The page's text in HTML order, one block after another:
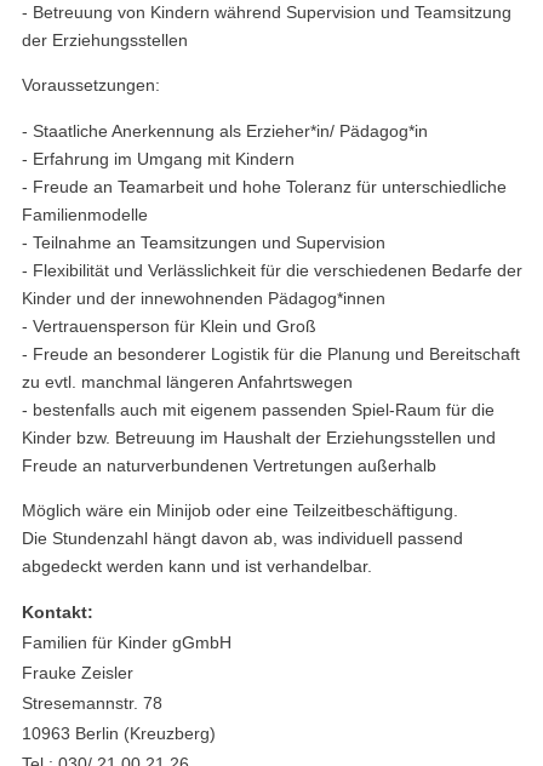
- Betreuung von Kindern während Supervision und Teamsitzung
der Erziehungsstellen
Voraussetzungen:
- Staatliche Anerkennung als Erzieher*in/ Pädagog*in
- Erfahrung im Umgang mit Kindern
- Freude an Teamarbeit und hohe Toleranz für unterschiedliche
Familienmodelle
- Teilnahme an Teamsitzungen und Supervision
- Flexibilität und Verlässlichkeit für die verschiedenen Bedarfe der
Kinder und der innewohnenden Pädagog*innen
- Vertrauensperson für Klein und Groß
- Freude an besonderer Logistik für die Planung und Bereitschaft
zu evtl. manchmal längeren Anfahrtswegen
- bestenfalls auch mit eigenem passenden Spiel-Raum für die
Kinder bzw. Betreuung im Haushalt der Erziehungsstellen und
Freude an naturverbundenen Vertretungen außerhalb
Möglich wäre ein Minijob oder eine Teilzeitbeschäftigung.
Die Stundenzahl hängt davon ab, was individuell passend
abgedeckt werden kann und ist verhandelbar.
Kontakt:
Familien für Kinder gGmbH
Frauke Zeisler
Stresemannstr. 78
10963 Berlin (Kreuzberg)